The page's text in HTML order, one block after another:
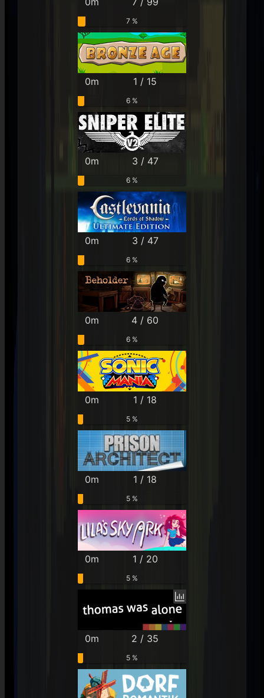
7 %
0m 1 / 15
6 %
0m 3 / 47
6 %
0m 3 / 47
6 %
0m 4 / 60
6 %
0m 1 / 18
5 %
0m 1 / 18
5 %
0m 1 / 20
5 %
0m 2 / 35
5 %